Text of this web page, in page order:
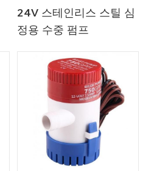
24V 스테인리스 스틸 심
정용 수중 펌프